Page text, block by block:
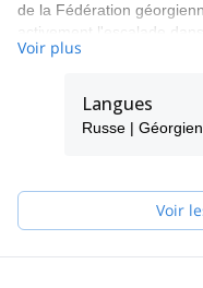
de la Fédération
activement l'escalade
Les programmes que je
- Ski de randonnée =
N'hésitez pas à me
Géorgie. Ce sera un
Voir plus
Langues
Russe |
Voir